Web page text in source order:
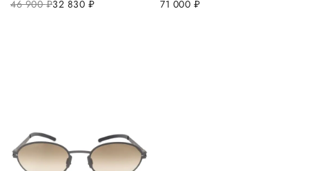
46 900руб.32 830 руб. 71 000 руб.